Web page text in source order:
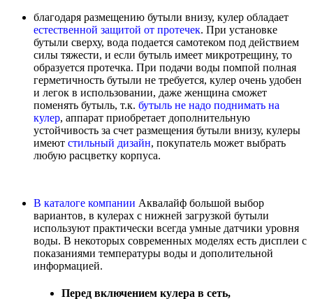
благодаря размещению бутыли внизу, кулер обладает
естественной защитой от протечек. При установке
бутыли сверху, вода подается самотеком под действием
силы тяжести, и если бутыль имеет микротрещину, то
образуется протечка. При подачи воды помпой полная
герметичность бутыли не требуется, кулер очень удобен
и легок в использовании, даже женщина сможет
поменять бутыль, т.к. бутыль не надо поднимать на
кулер, аппарат приобретает дополнительную
устойчивость за счет размещения бутыли внизу, кулеры
имеют стильный дизайн, покупатель может выбрать
любую расцветку корпуса.
В каталоге компании Аквалайф большой выбор
вариантов, в кулерах с нижней загрузкой бутыли
используют практически всегда умные датчики уровня
воды. В некоторых современных моделях есть дисплеи с
показаниями температуры воды и дополительной
информацией.
Перед включением кулера в сеть,